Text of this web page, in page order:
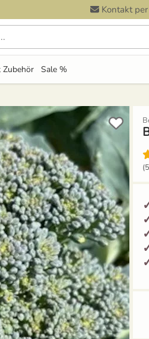
Kontakt
Zubehör Sale %